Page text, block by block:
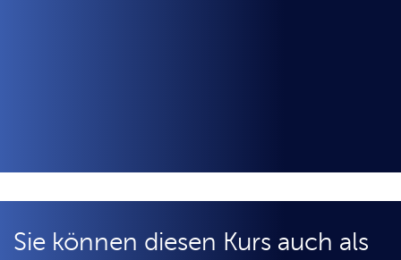
Sie können diesen Kurs auch als